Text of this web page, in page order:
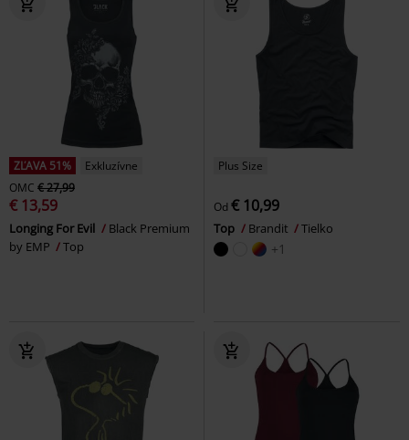
ZĽAVA 51%
Exkluzívne
OMC € 27,99
€ 13,59
Longing For Evil
Black Premium
by EMP
Top
Plus Size
Od € 10,99
Top Brandit Tielko
+1